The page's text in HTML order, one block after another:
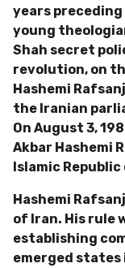
years
young
Shah secret
revolution, on
Hashemi
the Iranian
On August 3,
Akbar Hashemi
Islamic
Hashemi
of Iran. His rule
establishing
emerged states